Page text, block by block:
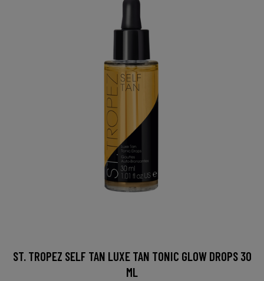
ST. TROPEZ SELF TAN LUXE TAN TONIC GLOW DROPS 30
ML